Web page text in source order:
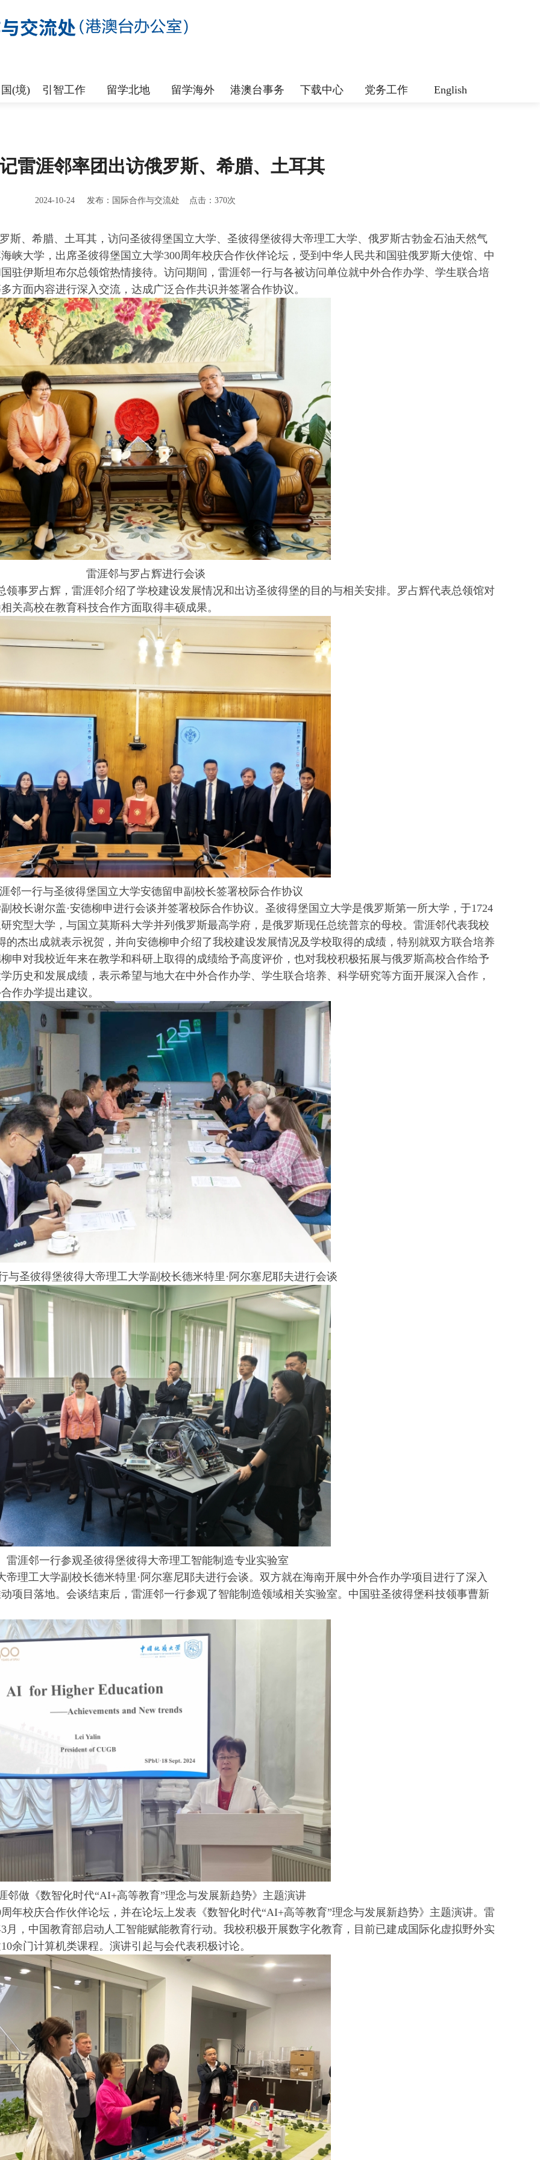
(境) 引智工作 留学北地 留学海外 港澳台事务 下载中心 党务工作 English
雷涯邻率团出访俄罗斯、希腊、土耳其
2024-10-24 发布：国际合作与交流处 点击： 370次
斯、希腊、土耳其，访问圣彼得堡国立大学、圣彼得堡彼得大帝理工大学、俄罗斯古勃金石油天然气
峡大学，出席圣彼得堡国立大学300周年校庆合作伙伴论坛，受到中华人民共和国驻俄罗斯大使馆、中
驻伊斯坦布尔总领馆热情接待。访问期间，雷涯邻一行与各被访问单位就中外合作办学、学生联合培
方面内容进行深入交流，达成广泛合作共识并签署合作协议。
雷涯邻与罗占辉进行会谈
领事罗占辉，雷涯邻介绍了学校建设发展情况和出访圣彼得堡的目的与相关安排。罗占辉代表总领馆对
关高校在教育科技合作方面取得丰硕成果。
邻一行与圣彼得堡国立大学安德留申副校长签署校际合作协议
校长谢尔盖·安德柳申进行会谈并签署校际合作协议。圣彼得堡国立大学是俄罗斯第一所大学，于1724
究型大学，与国立莫斯科大学并列俄罗斯最高学府，是俄罗斯现任总统普京的母校。雷涯邻代表我校
杰出成就表示祝贺，并向安德柳申介绍了我校建设发展情况及学校取得的成绩，特别就双方联合培养
申对我校近年来在教学和科研上取得的成绩给予高度评价，也对我校积极拓展与俄罗斯高校合作给予
历史和发展成绩，表示希望与地大在中外合作办学、学生联合培养、科学研究等方面开展深入合作，
作办学提出建议。
与圣彼得堡彼得大帝理工大学副校长德米特里·阿尔塞尼耶夫进行会谈
雷涯邻一行参观圣彼得堡彼得大帝理工智能制造专业实验室
理工大学副校长德米特里·阿尔塞尼耶夫进行会谈。双方就在海南开展中外合作办学项目进行了深入
项目落地。会谈结束后，雷涯邻一行参观了智能制造领域相关实验室。中国驻圣彼得堡科技领事曹新
邻做《数智化时代“AI+高等教育”理念与发展新趋势》主题演讲
年校庆合作伙伴论坛，并在论坛上发表《数智化时代“AI+高等教育”理念与发展新趋势》主题演讲。雷
，中国教育部启动人工智能赋能教育行动。我校积极开展数字化教育，目前已建成国际化虚拟野外实
余门计算机类课程。演讲引起与会代表积极讨论。